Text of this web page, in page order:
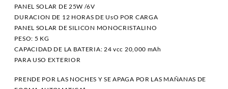
PANEL SOLAR DE 25W /6V
DURACION DE 12 HORAS DE UsO POR CARGA
PANEL SOLAR DE SILICON MONOCRISTALINO
PESO: 5 KG
CAPACIDAD DE LA BATERIA: 24 vcc 20,000 mAh
PARA USO EXTERIOR
PRENDE POR LAS NOCHES Y SE APAGA POR LAS MAÑANAS DE